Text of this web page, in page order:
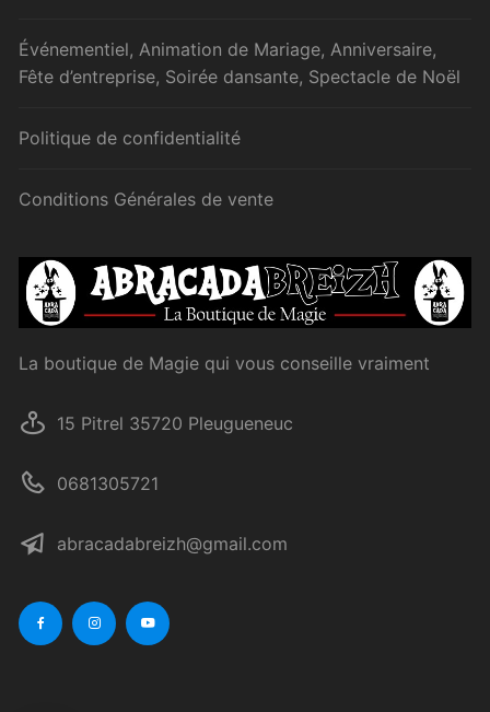
Événementiel, Animation de Mariage, Anniversaire,
Fête d’entreprise, Soirée dansante, Spectacle de Noël
Politique de confidentialité
Conditions Générales de vente
La boutique de Magie qui vous conseille vraiment
15 Pitrel 35720 Pleugueneuc
0681305721
abracadabreizh@gmail.com